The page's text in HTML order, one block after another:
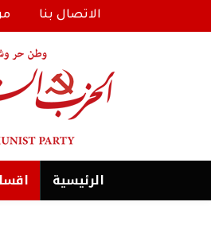
الاتصال بنا
الرئیسية